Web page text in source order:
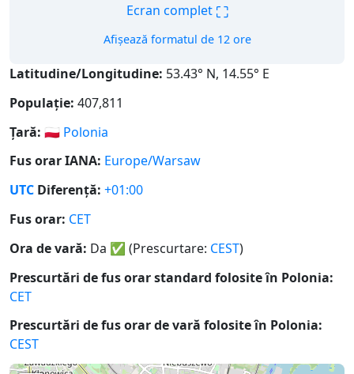
Ecran complet ⛶
Afișează formatul de 12 ore
Latitudine/Longitudine: 53.43° N, 14.55° E
Populație: 407,811
Țară: 🇵🇱 Polonia
Fus orar IANA: Europe/Warsaw
UTC Diferență: +01:00
Fus orar: CET
Ora de vară: Da ✅ (Prescurtare: CEST)
Prescurtări de fus orar standard folosite în Polonia:
CET
Prescurtări de fus orar de vară folosite în Polonia:
CEST